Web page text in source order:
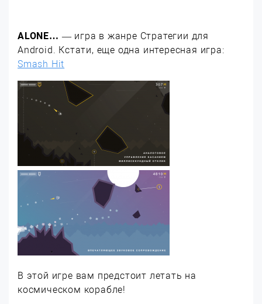
ALONE… — игра в жанре Стратегии для
Android. Кстати, еще одна интересная игра:
Smash Hit
В этой игре вам предстоит летать на
космическом корабле!